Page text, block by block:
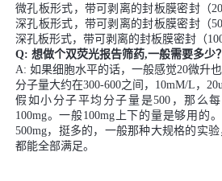
微孔板形式，带可剥离的封板膜密封（
深孔板形式，带可剥离的封板膜密封（
深孔板形式，带可剥离的封板膜密封（
Q: 想做个双荧光报告筛药,一般需要多少？
A: 如果细胞水平的话，一般感觉20微升
分子量大约在300-600之间，10mM/L，
假如小分子平均分子量是500，那么
100mg。一般100mg上下的量是够用的
500mg，挺多的，一般那种大规格的实
都能全部满足。